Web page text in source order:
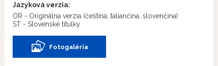
Jazyková verzia:
OR - Originálna verzia (čeština, taliančina, slovenčina)
ST - Slovenské titulky
Fotogaléria